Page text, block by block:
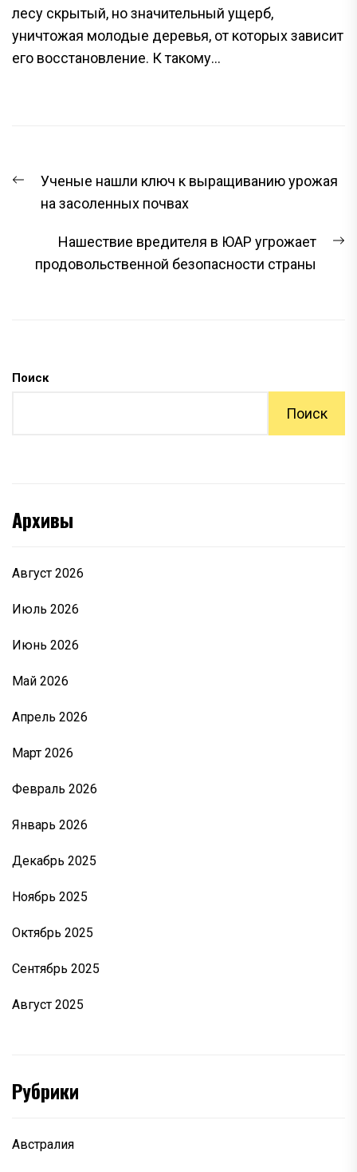
лесу скрытый, но значительный ущерб,
уничтожая молодые деревья, от которых зависит
его восстановление. К такому...
ПО
ЗАПИСЯМ
Предыдущая
запись:
Ученые нашли ключ к выращиванию урожая
на засоленных почвах
Нашествие вредителя в ЮАР угрожает
продовольственной безопасности страны
Поиск
Поиск
Архивы
Август 2026
Июль 2026
Июнь 2026
Май 2026
Апрель 2026
Март 2026
Февраль 2026
Январь 2026
Декабрь 2025
Ноябрь 2025
Октябрь 2025
Сентябрь 2025
Август 2025
Рубрики
Австралия